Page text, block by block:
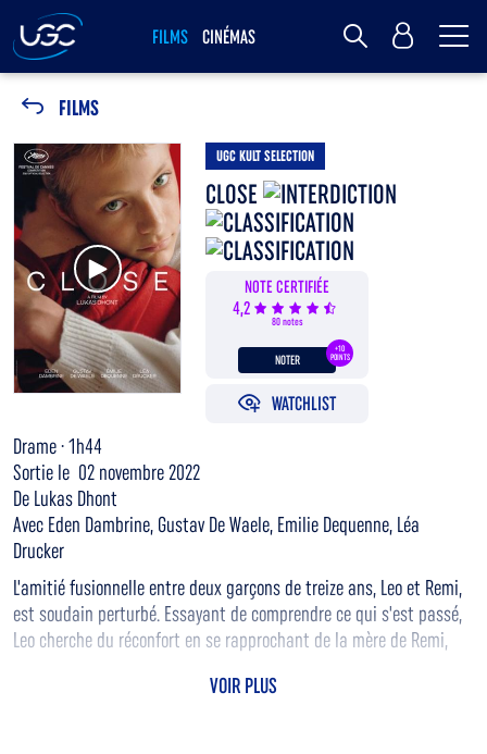
FILMS CINÉMAS MY UGC
FILMS
Voir la bande annonce
UGC KULT SELECTION
CLOSE
NOTE CERTIFIÉE
4,2
80 notes
+10
POINTS
NOTER
WATCHLIST
Drame · 1h44
Sortie le 02 novembre 2022
De Lukas Dhont
Avec Eden Dambrine, Gustav De Waele, Emilie Dequenne, Léa
Drucker
L'amitié fusionnelle entre deux garçons de treize ans, Leo et Remi,
est soudain perturbé. Essayant de comprendre ce qui s'est passé,
Leo cherche du réconfort en se rapprochant de la mère de Remi,
pardon, de vulnérabilité et d'amour.
VOIR PLUS